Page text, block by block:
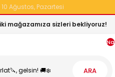
10 Ağustos, Pazartesi
mağazamıza sizleri bekliyoruz!
ARA